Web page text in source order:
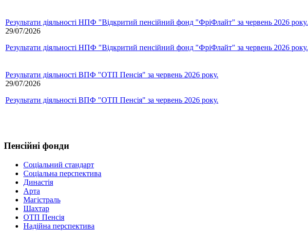
Результати діяльності НПФ "Відкритий пенсійний фонд "ФріФлайт" за червень 2026 року.
29/07/2026
Результати діяльності НПФ "Відкритий пенсійний фонд "ФріФлайт" за червень 2026 року.
Результати діяльності ВПФ "ОТП Пенсія" за червень 2026 року.
29/07/2026
Результати діяльності ВПФ "ОТП Пенсія" за червень 2026 року.
Пенсійні фонди
Соціальний стандарт
Соціальна перспектива
Династія
Арта
Магістраль
Шахтар
ОТП Пенсія
Надійна перспектива